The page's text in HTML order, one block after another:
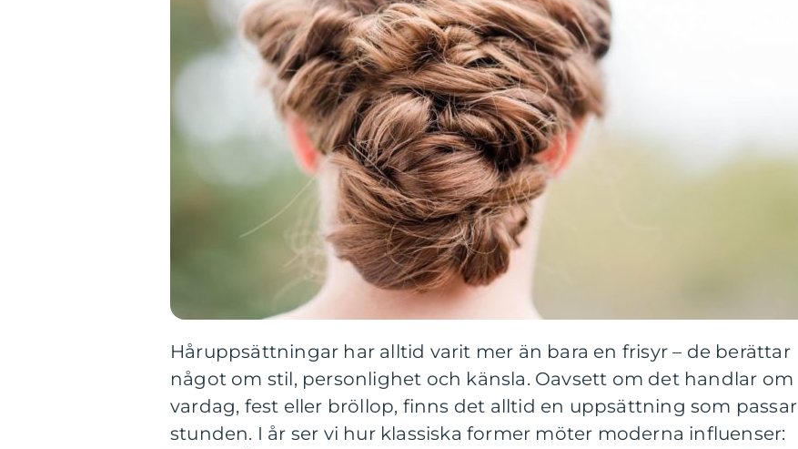
Håruppsättningar har alltid varit mer än bara en frisyr – de berättar
något om stil, personlighet och känsla. Oavsett om det handlar om
vardag, fest eller bröllop, finns det alltid en uppsättning som passar
stunden. I år ser vi hur klassiska former möter moderna influenser: